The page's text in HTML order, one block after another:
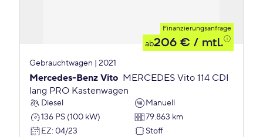
Finanzierungsanfrage
ab206 € / mtl.
Gebrauchtwagen | 2021
Mercedes-Benz Vito MERCEDES Vito 114 CDI
lang PRO Kastenwagen
Diesel
Manuell
136 PS (100 kW)
79.863 km
EZ: 04/23 Stoff